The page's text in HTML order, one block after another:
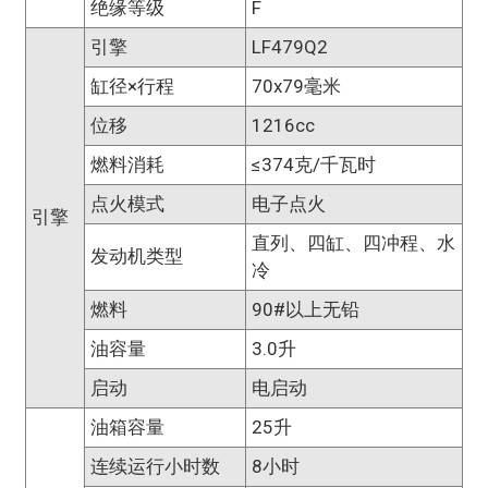
绝缘等级 F
引擎
引擎
LF479Q2
缸径×行程
70x79毫米
位移
1216cc
燃料消耗
≤374克/千瓦时
点火模式
电子点火
发动机类型
直列、四缸、四冲程、水
冷
燃料
90#以上无铅
油容量
3.0升
启动
电启动
油箱容量
25升
连续运行小时数
8小时